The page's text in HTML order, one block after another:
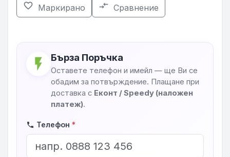
favorite_border Маркирано compare_arrows Сравнение
flash_on Бърза Поръчка
Оставете телефон и имейл — ще Ви се
обадим за потвърждение. Плащане при
доставка с Еконт / Speedy (наложен
платеж).
phone Телефон *